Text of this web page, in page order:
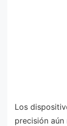
Los
precisión